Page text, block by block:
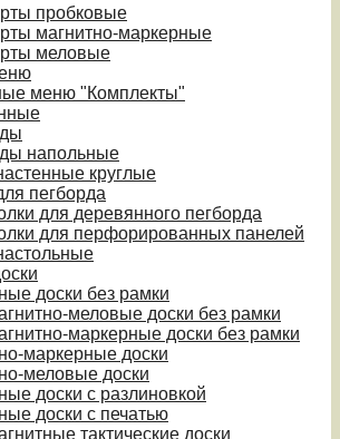
пробковые
магнитно-маркерные
меловые
меню "Комплекты"
напольные
круглые
пегборда
для деревянного пегборда
для перфорированных панелей
доски без рамки
меловые доски без рамки
маркерные доски без рамки
маркерные доски
меловые доски
доски с разлиновкой
доски с печатью
тактические доски